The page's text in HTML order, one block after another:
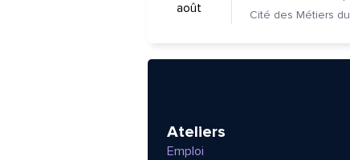
août
Ateliers
Emploi